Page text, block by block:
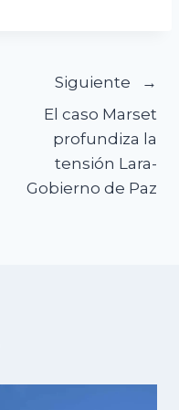
Siguiente
El caso Marset
profundiza la
tensión Lara-
Gobierno de Paz